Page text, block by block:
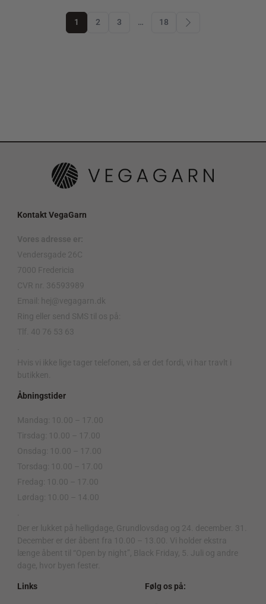
1 2 3 … 18
Kontakt VegaGarn
Vores adresse er:
Vendersgade 26C
7000 Fredericia
CVR nr. 36593989
Email: hej@vegagarn.dk
Ring eller send SMS til os på:
Tlf. 40 76 53 63
Hvis vi ikke lige tager telefonen, så er det fordi, vi har travlt i
butikken.
Åbningstider
Mandag: 10.00 – 17.00
Tirsdag: 10.00 – 17.00
Onsdag: 10.00 – 17.00
Torsdag: 10.00 – 17.00
Fredag: 10.00 – 17.00
Lørdag: 10.00 – 14.00
Der er lukket på helligdage, Grundlovsdag og 24. december. 31.
December er der åbent fra 10.00 – 13.00. Vi holder ekstra
længe åbent til “Open by night”, Black Friday, 5. Juli og andre
dage, hvor byen fester.
Links Følg os på: